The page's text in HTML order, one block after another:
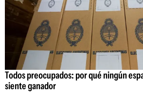
Todos preocupados: por qué ningún
siente ganador